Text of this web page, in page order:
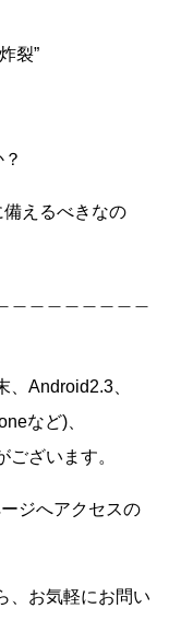
裂”
えるべきなの
Android2.3、
など)、
ざいます。
ジへアクセスの
、お気軽にお問い